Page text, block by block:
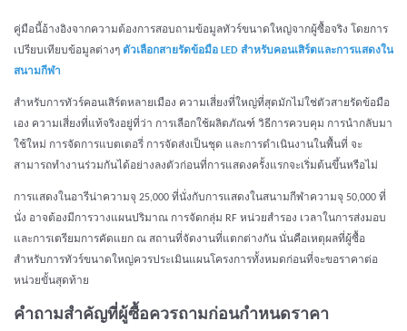
คู่มือนี้อ้างอิงจากความต้องการสอบถามข้อมูลทัวร์ขนาดใหญ่จากผู้ซื้อจริง โดยการ
เปรียบเทียบข้อมูลต่างๆ ตัวเลือกสายรัดข้อมือ LED สำหรับคอนเสิร์ตและการแสดงใน
สนามกีฬา
สำหรับการทัวร์คอนเสิร์ตหลายเมือง ความเสี่ยงที่ใหญ่ที่สุดมักไม่ใช่ตัวสายรัดข้อมือ
เอง ความเสี่ยงที่แท้จริงอยู่ที่ว่า การเลือกใช้ผลิตภัณฑ์ วิธีการควบคุม การนำกลับมา
ใช้ใหม่ การจัดการแบตเตอรี่ การจัดส่งเป็นชุด และการดำเนินงานในพื้นที่ จะ
สามารถทำงานร่วมกันได้อย่างลงตัวก่อนที่การแสดงครั้งแรกจะเริ่มต้นขึ้นหรือไม่
การแสดงในอารีน่าความจุ 25,000 ที่นั่งกับการแสดงในสนามกีฬาความจุ 50,000 ที่
นั่ง อาจต้องมีการวางแผนปริมาณ การจัดกลุ่ม RF หน่วยสำรอง เวลาในการส่งมอบ
และการเตรียมการคัดแยก ณ สถานที่จัดงานที่แตกต่างกัน นั่นคือเหตุผลที่ผู้ซื้อ
สำหรับการทัวร์ขนาดใหญ่ควรประเมินแผนโครงการทั้งหมดก่อนที่จะขอราคาต่อ
หน่วยขั้นสุดท้าย
คำถามสำคัญที่ผู้ซื้อควรถามก่อนกำหนดราคา